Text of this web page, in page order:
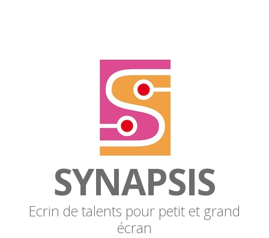
SYNAPSIS
Ecrin de talents pour petit et grand
écran